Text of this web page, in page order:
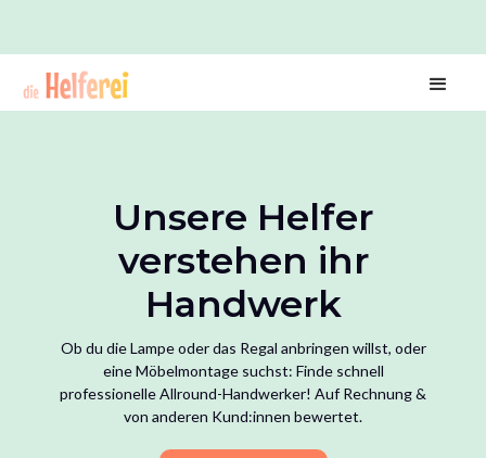
Unsere Helfer
verstehen ihr
Handwerk
Ob du die Lampe oder das Regal anbringen willst, oder
eine Möbelmontage suchst: Finde schnell
professionelle Allround-Handwerker! Auf Rechnung &
von anderen Kund:innen bewertet.